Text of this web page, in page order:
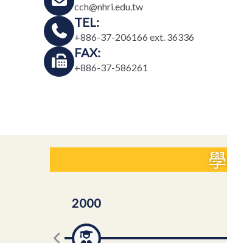
cch@nhri.edu.tw
TEL:
+886-37-206166 ext. 36336
FAX:
+886-37-586261
2000